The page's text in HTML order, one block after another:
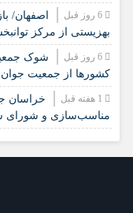
6 روز قبل
اصفهان/
بهزیستی از مرکز
6 روز قبل
شوک
کشورها از جمعیت
خراسان
مناسب‌سازی و شورای
2 هفته قبل
زنجان/
مشارکت همه